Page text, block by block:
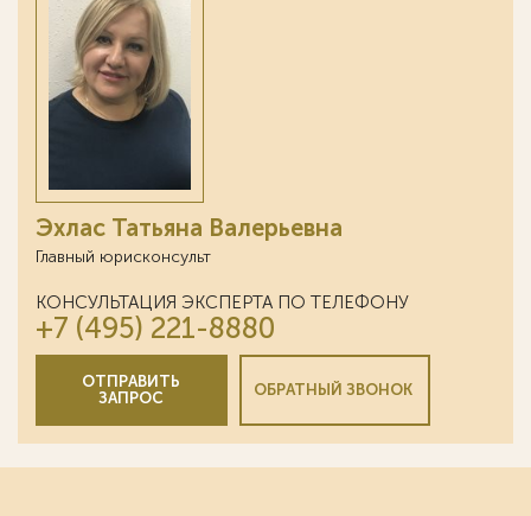
Эхлас Татьяна Валерьевна
Главный юрисконсульт
КОНСУЛЬТАЦИЯ ЭКСПЕРТА ПО ТЕЛЕФОНУ
+7 (495) 221-8880
ОТПРАВИТЬ
ЗАПРОС
}
ОБРАТНЫЙ ЗВОНОК